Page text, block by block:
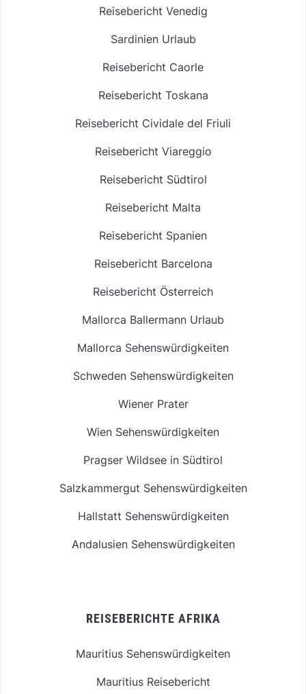
Reisebericht Venedig
Sardinien Urlaub
Reisebericht Caorle
Reisebericht Toskana
Reisebericht Cividale del Friuli
Reisebericht Viareggio
Reisebericht Südtirol
Reisebericht Malta
Reisebericht Spanien
Reisebericht Barcelona
Reisebericht Österreich
Mallorca Ballermann Urlaub
Mallorca Sehenswürdigkeiten
Schweden Sehenswürdigkeiten
Wiener Prater
Wien Sehenswürdigkeiten
Pragser Wildsee in Südtirol
Salzkammergut Sehenswürdigkeiten
Hallstatt Sehenswürdigkeiten
Andalusien Sehenswürdigkeiten
REISEBERICHTE AFRIKA
Mauritius Sehenswürdigkeiten
Mauritius Reisebericht